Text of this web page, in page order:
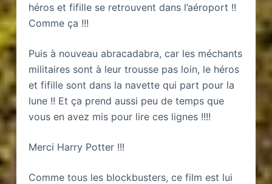
héros et fifille se retrouvent dans l’aéroport !!
Comme ça !!!
Puis à nouveau abracadabra, car les méchants
militaires sont à leur trousse pas loin, le héros
et fifille sont dans la navette qui part pour la
lune !! Et ça prend aussi peu de temps que
vous en avez mis pour lire ces lignes !!!!
Merci Harry Potter !!!
Comme tous les blockbusters, ce film est lui